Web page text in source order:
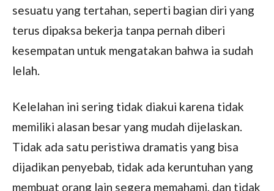
sesuatu yang tertahan, seperti bagian diri yang
terus dipaksa bekerja tanpa pernah diberi
kesempatan untuk mengatakan bahwa ia sudah
lelah.
Kelelahan ini sering tidak diakui karena tidak
memiliki alasan besar yang mudah dijelaskan.
Tidak ada satu peristiwa dramatis yang bisa
dijadikan penyebab, tidak ada keruntuhan yang
membuat orang lain segera memahami, dan tidak